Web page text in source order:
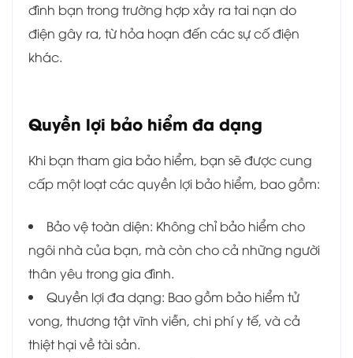
đình bạn trong trường hợp xảy ra tai nạn do
điện gây ra, từ hỏa hoạn đến các sự cố điện
khác.
Quyền lợi bảo hiểm đa dạng
Khi bạn tham gia bảo hiểm, bạn sẽ được cung
cấp một loạt các quyền lợi bảo hiểm, bao gồm:
Bảo vệ toàn diện: Không chỉ bảo hiểm cho
ngôi nhà của bạn, mà còn cho cả những người
thân yêu trong gia đình.
Quyền lợi đa dạng: Bao gồm bảo hiểm tử
vong, thương tật vĩnh viễn, chi phí y tế, và cả
thiệt hại về tài sản.